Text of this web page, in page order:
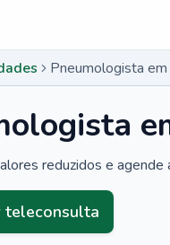
Pneumologista
reduzidos e agende
teleconsulta